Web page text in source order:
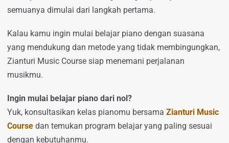
semuanya dimulai dari langkah pertama.
Kalau kamu ingin mulai belajar piano dengan suasana
yang mendukung dan metode yang tidak membingungkan,
Zianturi Music Course siap menemani perjalanan
musikmu.
Ingin mulai belajar piano dari nol?
Yuk, konsultasikan kelas pianomu bersama Zianturi Music
Course dan temukan program belajar yang paling sesuai
dengan kebutuhanmu.